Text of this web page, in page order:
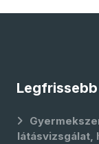
látásvizsgálat,